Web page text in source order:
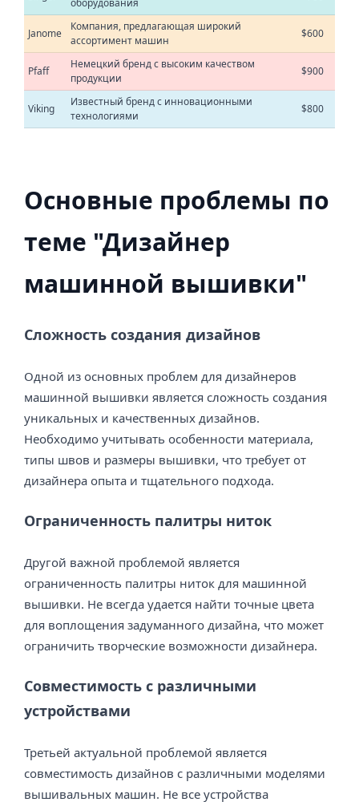
Janome
Компания, предлагающая широкий
ассортимент машин
$600
Pfaff
Немецкий бренд с высоким качеством
продукции
$900
Viking
Известный бренд с инновационными
технологиями
$800
Основные проблемы по
теме "Дизайнер
машинной вышивки"
Сложность создания дизайнов
Одной из основных проблем для дизайнеров
машинной вышивки является сложность создания
уникальных и качественных дизайнов.
Необходимо учитывать особенности материала,
типы швов и размеры вышивки, что требует от
дизайнера опыта и тщательного подхода.
Ограниченность палитры ниток
Другой важной проблемой является
ограниченность палитры ниток для машинной
вышивки. Не всегда удается найти точные цвета
для воплощения задуманного дизайна, что может
ограничить творческие возможности дизайнера.
Совместимость с различными
устройствами
Третьей актуальной проблемой является
совместимость дизайнов с различными моделями
вышивальных машин. Не все устройства